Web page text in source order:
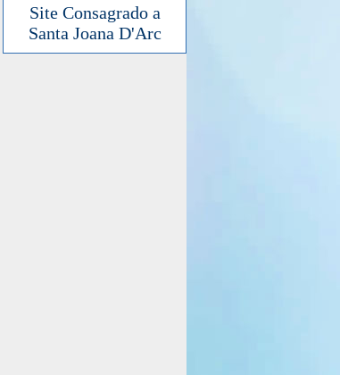
Site Consagrado a
Santa Joana D'Arc